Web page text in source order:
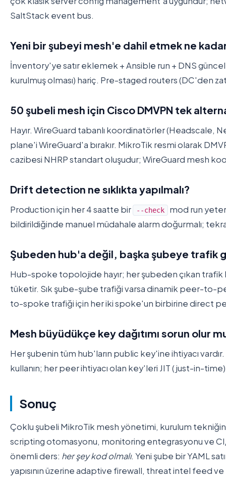
SaltStack event bus.
Yeni bir şubeyi mesh'e dahil etmek ne
İnventory'ye satır eklemek + Ansible run + DNS
kurulmuş olması) hariç. Pre-staged routers (DC'den
50 şubeli mesh için Cisco DMVPN tek
Hayır. WireGuard tabanlı koordinatörler (Headscale,
plane'i WireGuard'a bırakır. MikroTik resmi olarak
cazibesi NHRP standart oluşudur; WireGuard mesh
Drift detection ne sıklıkta yapılmalı?
Production için her 4 saatte bir --check
mod run
bildirildiğinde manuel müdahale alarm doğurmalı;
Şubeden hub'a değil, başka şubeye trafik
Hub-spoke topolojide hayır; her şubeden çıkan
tüketir. Sık şube-şube trafiği varsa dinamik peer-to-
to-spoke trafiği için her iki spoke'un birbirine direct
Mesh büyüdükçe key dağıtımı sorun olur
Her şubenin tüm hub'ların public key'ine ihtiyacı
kullanın; her peer ihtiyacı olan key'leri JIT (just-in-
Sonuç
Çoklu şubeli MikroTik mesh yönetimi, kurulum
scripting otomasyonu, monitoring entegrasyonu ve
önemli ders: her şey kod olmalı. Yeni şube bir YAML
yapısının üzerine adaptive firewall, threat intel feed